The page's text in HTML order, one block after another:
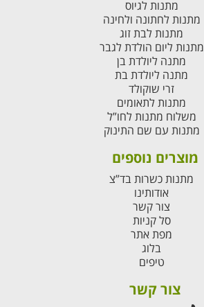
מתנות לגיוס
מתנות לחתונה ולחינה
מתנות לבת זוג
מתנות ליום הולדת לגבר
מתנה ליולדת בן
מתנה ליולדת בת
זרי שוקולד
מתנות לתאומים
משלוח מתנות לחו”ל
מתנות עם שם התינוק
מוצרים נוספים
מתנות כשרות בד”צ
אודותינו
צור קשר
סל קניות
מפת אתר
בלוג
טיפים
צור קשר